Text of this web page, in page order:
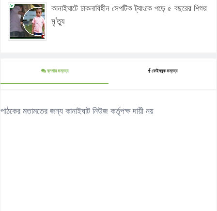
কানাইঘাটে ঢাকনাবিহীন সেপটিক ট্যাংকে পড়ে ৫ বছরের শিশুর
মৃ'ত্যু
ব্লগার মন্তব্য ফেইসবুক মন্তব্য
পাঠকের মতামতের জন্য কানাইঘাট নিউজ কর্তৃপক্ষ দায়ী নয়